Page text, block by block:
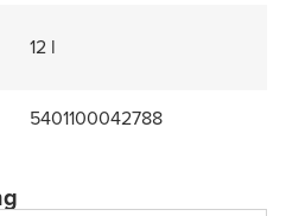
12 l
5401100042788